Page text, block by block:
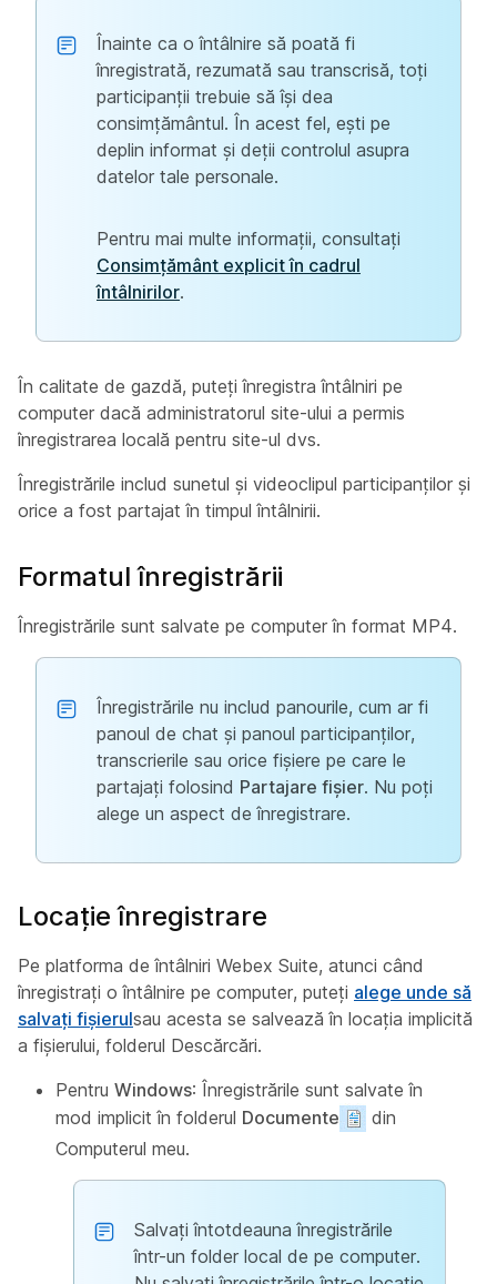
Înainte ca o întâlnire să poată fi
înregistrată, rezumată sau transcrisă, toți
participanții trebuie să își dea
consimțământul. În acest fel, ești pe
deplin informat și deții controlul asupra
datelor tale personale.
Pentru mai multe informații, consultați
Consimțământ explicit în cadrul
întâlnirilor.
În calitate de gazdă, puteți înregistra întâlniri pe
computer dacă administratorul site-ului a permis
înregistrarea locală pentru site-ul dvs.
Înregistrările includ sunetul și videoclipul participanților și
orice a fost partajat în timpul întâlnirii.
Formatul înregistrării
Înregistrările sunt salvate pe computer în format MP4.
Înregistrările nu includ panourile, cum ar fi
panoul de chat și panoul participanților,
transcrierile sau orice fișiere pe care le
partajați folosind Partajare fișier. Nu poți
alege un aspect de înregistrare.
Locație înregistrare
Pe platforma de întâlniri Webex Suite, atunci când
înregistrați o întâlnire pe computer, puteți alege unde să
salvați fișierulsau acesta se salvează în locația implicită
a fișierului, folderul Descărcări.
Pentru Windows: Înregistrările sunt salvate în
mod implicit în folderul Documente
din
Computerul meu.
Salvați întotdeauna înregistrările
într-un folder local de pe computer.